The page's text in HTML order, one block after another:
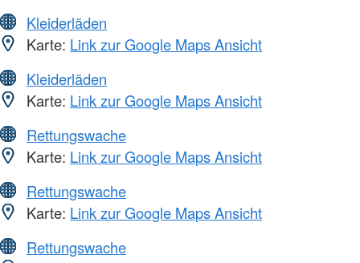
Kleiderläden
Karte: Link zur Google Maps Ansicht
Kleiderläden
Karte: Link zur Google Maps Ansicht
Rettungswache
Karte: Link zur Google Maps Ansicht
Rettungswache
Karte: Link zur Google Maps Ansicht
Rettungswache